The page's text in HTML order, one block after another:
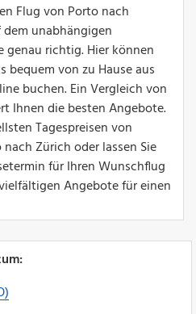
Flug von Porto nach
unabhängigen
genau richtig. Hier können
bequem von zu Hause aus
buchen. Ein Vergleich von
Ihnen die besten Angebote.
Tagespreisen von
Zürich oder lassen Sie
für Ihren Wunschflug
Angebote für einen